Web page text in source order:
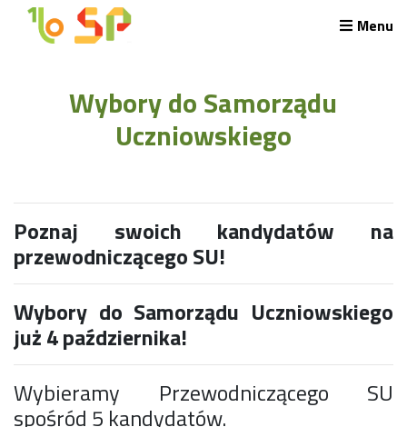
Menu
Regulamin rekrutacji do LO
Potrzebne dokumenty
Stypendia naukowe
Plan nauczania liceum 4-letniego
Nawigacja
Archiwalna strona Szkoły
Biblioteka Szkolna
EKOSIK
Filmy z wydarzeń szkolnych
Harmonogram pracy szkoły
Konkurs klas
Wybory do Samorządu
Uczniowskiego
Poznaj swoich kandydatów na
przewodniczącego SU!
Wybory do Samorządu Uczniowskiego
już 4 października!
Wybieramy Przewodniczącego SU
spośród 5 kandydatów.